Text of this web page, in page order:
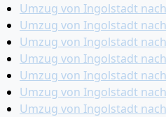
Umzug von Ingolstadt
Umzug von Ingolstadt
Umzug von Ingolstadt
Umzug von Ingolstadt
Umzug von Ingolstadt
Umzug von Ingolstadt
Umzug von Ingolstadt